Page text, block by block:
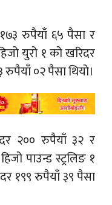
रुपैयाँ ६५ पैसा र
युरो १ को खरिदर
रुपैयाँ ०२ पैसा थियो।
२०० रुपैयाँ ३२ र
पाउन्ड स्ट्रलिङ १
१९९ रुपैयाँ ३९ पैसा